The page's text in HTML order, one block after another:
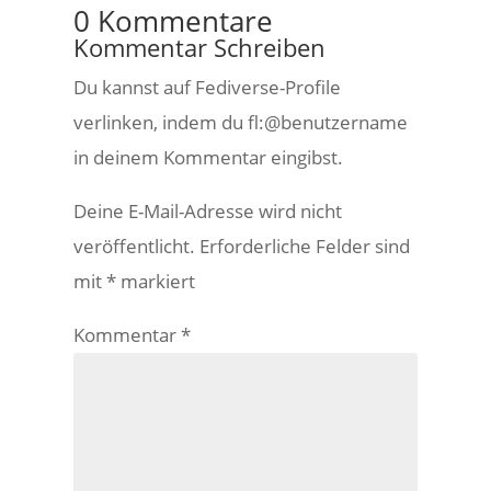
0 Kommentare
Kommentar Schreiben
Du kannst auf Fediverse-Profile
verlinken, indem du fl:@benutzername
in deinem Kommentar eingibst.
Deine E-Mail-Adresse wird nicht
veröffentlicht. Erforderliche Felder sind
mit* markiert
Kommentar*